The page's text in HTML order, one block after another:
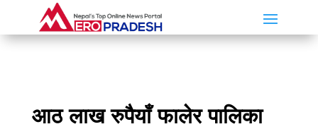
आठ लाख रुपैयाँ फालेर पालिका